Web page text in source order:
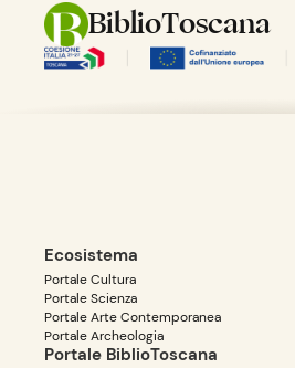
BiblioToscana
Ecosistema
Portale Cultura
Portale Scienza
Portale Arte Contemporanea
Portale Archeologia
Portale BiblioToscana